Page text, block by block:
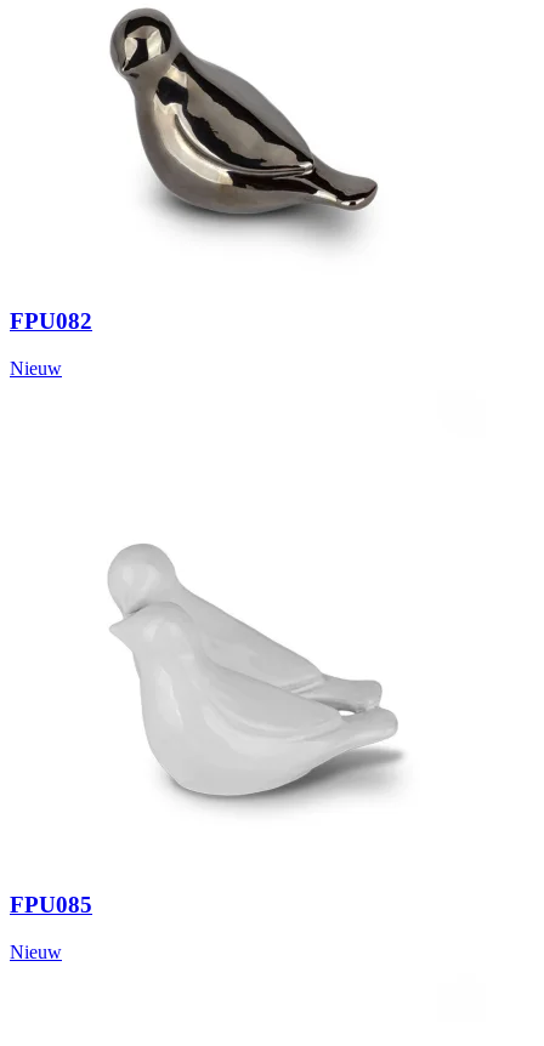
FPU082
Nieuw
FPU085
Nieuw